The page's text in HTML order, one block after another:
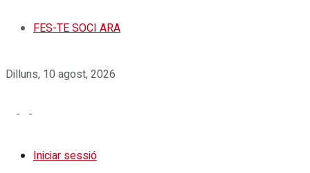
FES-TE SOCI ARA
Dilluns, 10 agost, 2026
Iniciar sessió